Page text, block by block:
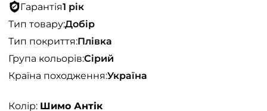
Гарантія1 рік
Тип товару:Добір
Тип покриття:Плівка
Група кольорів:Сірий
Країна походження:Україна
Колір: Шимо Антік